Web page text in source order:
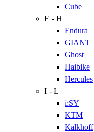
Cube
E - H
Endura
GIANT
Ghost
Haibike
Hercules
I - L
i:SY
KTM
Kalkhoff